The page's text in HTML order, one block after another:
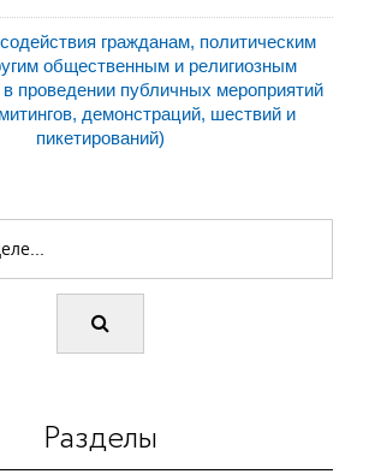
гражданам, политическим
общественным и религиозным
проведении публичных мероприятий
демонстраций, шествий и
пикетирований)
Разделы